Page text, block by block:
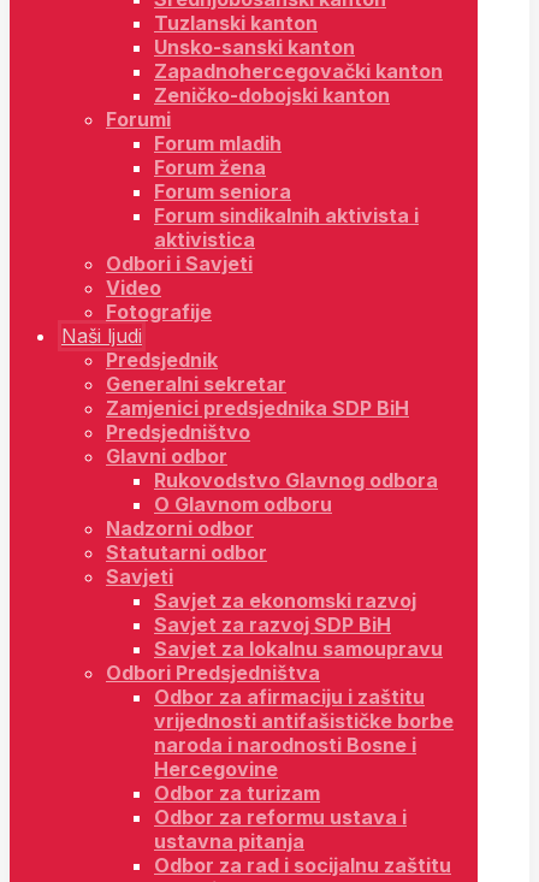
Tuzlanski kanton
Unsko-sanski kanton
Zapadnohercegovački kanton
Zeničko-dobojski kanton
Forumi
Forum mladih
Forum žena
Forum seniora
Forum sindikalnih aktivista i
aktivistica
Odbori i Savjeti
Video
Fotografije
Naši ljudi
Predsjednik
Generalni sekretar
Zamjenici predsjednika SDP BiH
Predsjedništvo
Glavni odbor
Rukovodstvo Glavnog odbora
O Glavnom odboru
Nadzorni odbor
Statutarni odbor
Savjeti
Savjet za ekonomski razvoj
Savjet za razvoj SDP BiH
Savjet za lokalnu samoupravu
Odbori Predsjedništva
Odbor za afirmaciju i zaštitu
vrijednosti antifašističke borbe
naroda i narodnosti Bosne i
Hercegovine
Odbor za turizam
Odbor za reformu ustava i
ustavna pitanja
Odbor za rad i socijalnu zaštitu